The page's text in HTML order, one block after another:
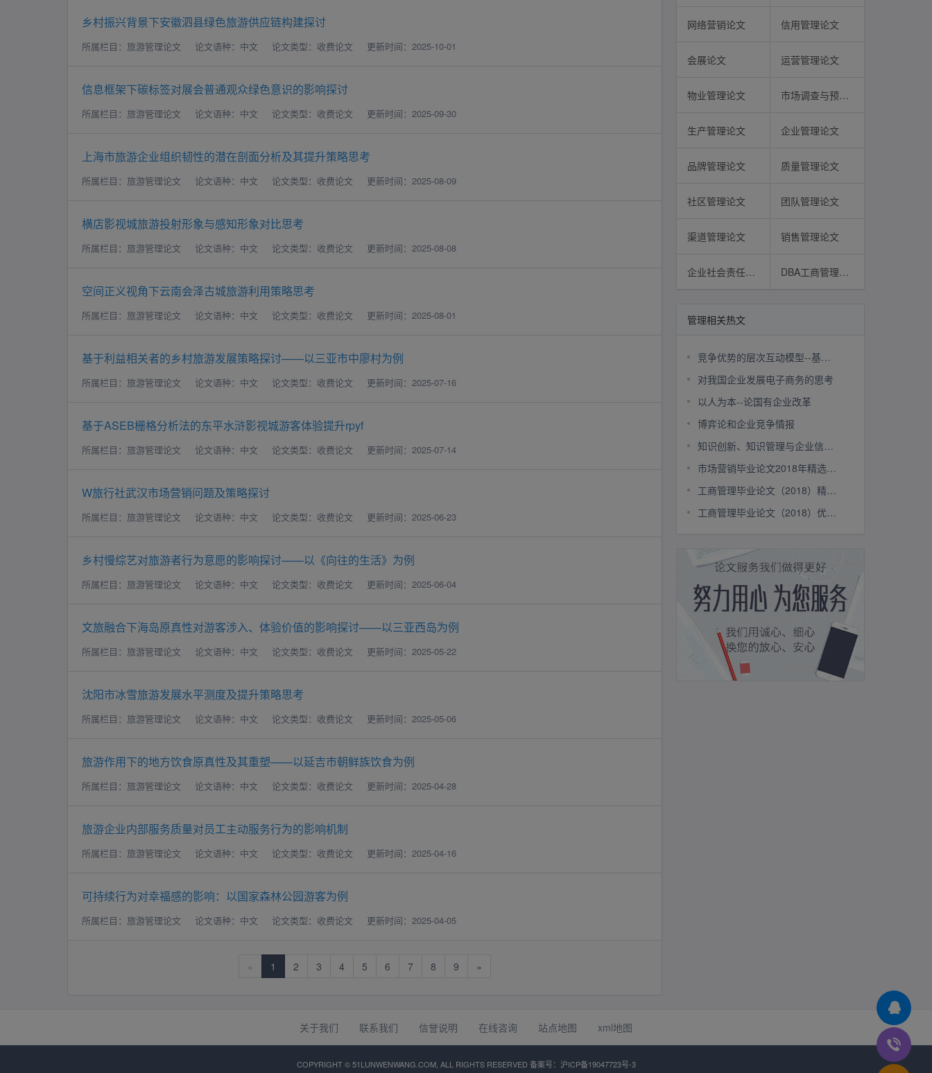
乡村振兴背景下安徽泗县绿色旅游供应链构建探讨
所属栏目：旅游管理论文 论文语种：中文 论文类型：收费论文 更新时间：2025-10-01
信息框架下碳标签对展会普通观众绿色意识的影响探讨
所属栏目：旅游管理论文 论文语种：中文 论文类型：收费论文 更新时间：2025-09-30
上海市旅游企业组织韧性的潜在剖面分析及其提升策略思考
所属栏目：旅游管理论文 论文语种：中文 论文类型：收费论文 更新时间：2025-08-09
横店影视城旅游投射形象与感知形象对比思考
所属栏目：旅游管理论文 论文语种：中文 论文类型：收费论文 更新时间：2025-08-08
空间正义视角下云南会泽古城旅游利用策略思考
所属栏目：旅游管理论文 论文语种：中文 论文类型：收费论文 更新时间：2025-08-01
基于利益相关者的乡村旅游发展策略探讨——以三亚市中廖村为例
所属栏目：旅游管理论文 论文语种：中文 论文类型：收费论文 更新时间：2025-07-16
基于ASEB栅格分析法的东平水浒影视城游客体验提升rpyf
所属栏目：旅游管理论文 论文语种：中文 论文类型：收费论文 更新时间：2025-07-14
W旅行社武汉市场营销问题及策略探讨
所属栏目：旅游管理论文 论文语种：中文 论文类型：收费论文 更新时间：2025-06-23
乡村慢综艺对旅游者行为意愿的影响探讨——以《向往的生活》为例
所属栏目：旅游管理论文 论文语种：中文 论文类型：收费论文 更新时间：2025-06-04
文旅融合下海岛原真性对游客涉入、体验价值的影响探讨——以三亚西岛为例
所属栏目：旅游管理论文 论文语种：中文 论文类型：收费论文 更新时间：2025-05-22
沈阳市冰雪旅游发展水平测度及提升策略思考
所属栏目：旅游管理论文 论文语种：中文 论文类型：收费论文 更新时间：2025-05-06
旅游作用下的地方饮食原真性及其重塑——以延吉市朝鲜族饮食为例
所属栏目：旅游管理论文 论文语种：中文 论文类型：收费论文 更新时间：2025-04-28
旅游企业内部服务质量对员工主动服务行为的影响机制
所属栏目：旅游管理论文 论文语种：中文 论文类型：收费论文 更新时间：2025-04-16
可持续行为对幸福感的影响：以国家森林公园游客为例
所属栏目：旅游管理论文 论文语种：中文 论文类型：收费论文 更新时间：2025-04-05
« 1 2 3 4 5 6 7 8 9 »
网络营销论文 信用管理论文
会展论文 运营管理论文
物业管理论文 市场调查与预测论文
生产管理论文 企业管理论文
品牌管理论文 质量管理论文
社区管理论文 团队管理论文
渠道管理论文 销售管理论文
企业社会责任论文 DBA工商管理博士论文
管理相关热文
竞争优势的层次互动模型--基于时间点的分析
对我国企业发展电子商务的思考
以人为本--论国有企业改革
博弈论和企业竞争情报
知识创新、知识管理与企业信息化初探
市场营销毕业论文2018年精选范文十篇
工商管理毕业论文（2018）精选范文10篇
工商管理毕业论文（2018）优秀范文10篇
关于我们 联系我们 信誉说明 在线咨询 站点地图 xml地图
COPYRIGHT © 51LUNWENWANG.COM, ALL RIGHTS RESERVED 备案号： 沪ICP备19047723号-3